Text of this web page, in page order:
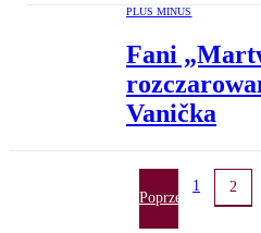
PLUS MINUS
Fani
Vanička
Poprzednia
1 2